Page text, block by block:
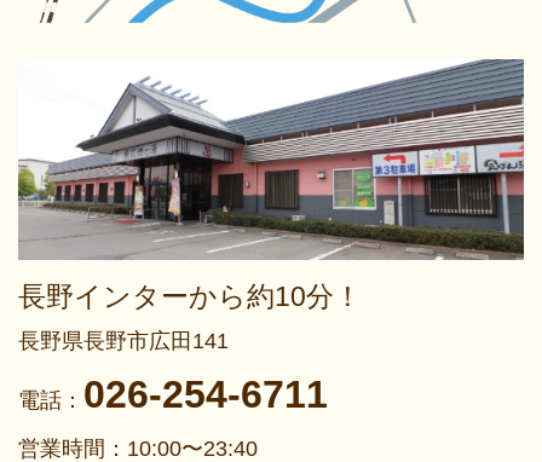
長野インターから約10分！
長野県長野市広田141
電話： 026-254-6711
営業時間：10:00〜23:40